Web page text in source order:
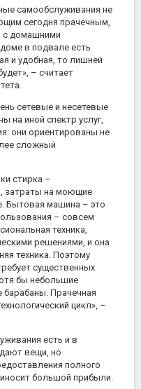
самообслуживания не
сегодня прачечным,
с домашними
в подвале есть
и удобная, то лишней
– считает
сетевые и несетевые
на иной спектр услуг,
они ориентированы не
сложный
стирка –
затраты на моющие
Бытовая машина – это
– совсем
техника,
решениями, и она
техника. Поэтому
существенных
бы небольшие
барабаны. Прачечная
цикл», –
есть и в
вещи, но
полного
большой прибыли.